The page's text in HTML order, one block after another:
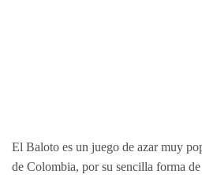
El Baloto es un juego de azar muy
de Colombia, por su sencilla forma